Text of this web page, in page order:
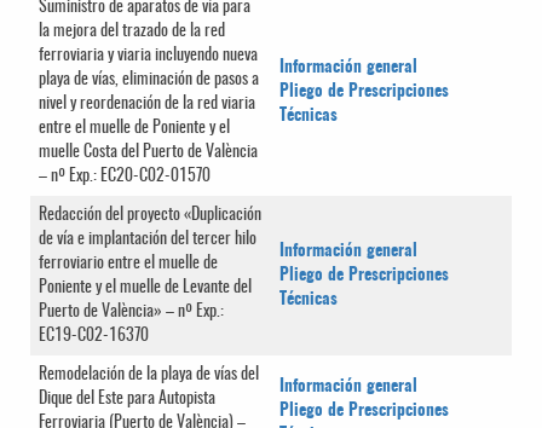
Suministro de aparatos de vía para
la mejora del trazado de la red
ferroviaria y viaria incluyendo nueva
playa de vías, eliminación de pasos a
nivel y reordenación de la red viaria
entre el muelle de Poniente y el
muelle Costa del Puerto de València
– nº Exp.: EC20-C02-01570
Información general
Pliego de Prescripciones
Técnicas
Redacción del proyecto «Duplicación
de vía e implantación del tercer hilo
ferroviario entre el muelle de
Poniente y el muelle de Levante del
Puerto de València» – nº Exp.:
EC19-C02-16370
Información general
Pliego de Prescripciones
Técnicas
Remodelación de la playa de vías del
Dique del Este para Autopista
Ferroviaria (Puerto de València) –
Información general
Pliego de Prescripciones